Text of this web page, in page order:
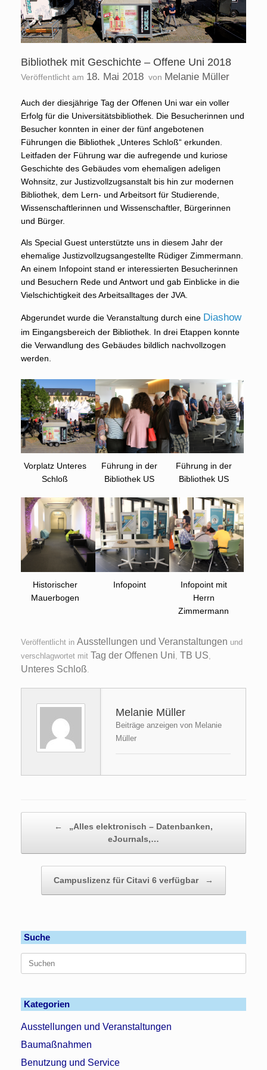
Bibliothek mit Geschichte – Offene Uni 2018
Veröffentlicht am 18. Mai 2018 von Melanie Müller
Auch der diesjährige Tag der Offenen Uni war ein voller
Erfolg für die Universitätsbibliothek. Die Besucherinnen und
Besucher konnten in einer der fünf angebotenen
Führungen die Bibliothek „Unteres Schloß“ erkunden.
Leitfaden der Führung war die aufregende und kuriose
Geschichte des Gebäudes vom ehemaligen adeligen
Wohnsitz, zur Justizvollzugsanstalt bis hin zur modernen
Bibliothek, dem Lern- und Arbeitsort für Studierende,
Wissenschaftlerinnen und Wissenschaftler, Bürgerinnen
und Bürger.
Als Special Guest unterstützte uns in diesem Jahr der
ehemalige Justizvollzugsangestellte Rüdiger Zimmermann.
An einem Infopoint stand er interessierten Besucherinnen
und Besuchern Rede und Antwort und gab Einblicke in die
Vielschichtigkeit des Arbeitsalltages der JVA.
Abgerundet wurde die Veranstaltung durch eine Diashow
im Eingangsbereich der Bibliothek. In drei Etappen konnte
die Verwandlung des Gebäudes bildlich nachvollzogen
werden.
Vorplatz Unteres
Schloß
Führung in der
Bibliothek US
Führung in der
Bibliothek US
Historischer
Mauerbogen
Infopoint
Infopoint mit
Herrn
Zimmermann
Veröffentlicht in Ausstellungen und Veranstaltungen und
verschlagwortet mit Tag der Offenen Uni, TB US,
Unteres Schloß.
Melanie Müller
Beiträge anzeigen von Melanie
Müller
←
„Alles elektronisch – Datenbanken,
eJournals,…
Campuslizenz für Citavi 6 verfügbar →
Suche
Kategorien
Ausstellungen und Veranstaltungen
Baumaßnahmen
Benutzung und Service